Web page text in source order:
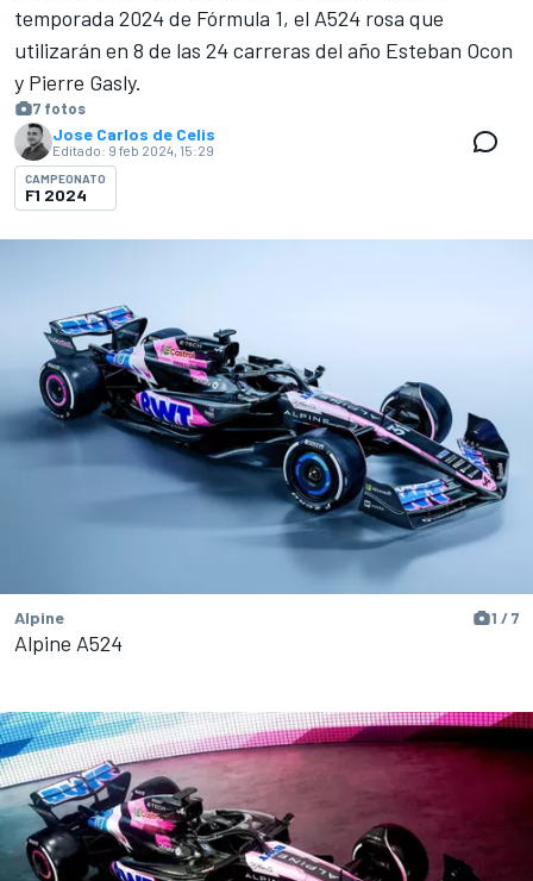
temporada 2024 de Fórmula 1, el A524 rosa que
utilizarán en 8 de las 24 carreras del año Esteban Ocon
y Pierre Gasly.
7 fotos
Jose Carlos de Celis
Editado: 9 feb 2024, 15:29
CAMPEONATO
F1 2024
Alpine 1 / 7
Alpine A524